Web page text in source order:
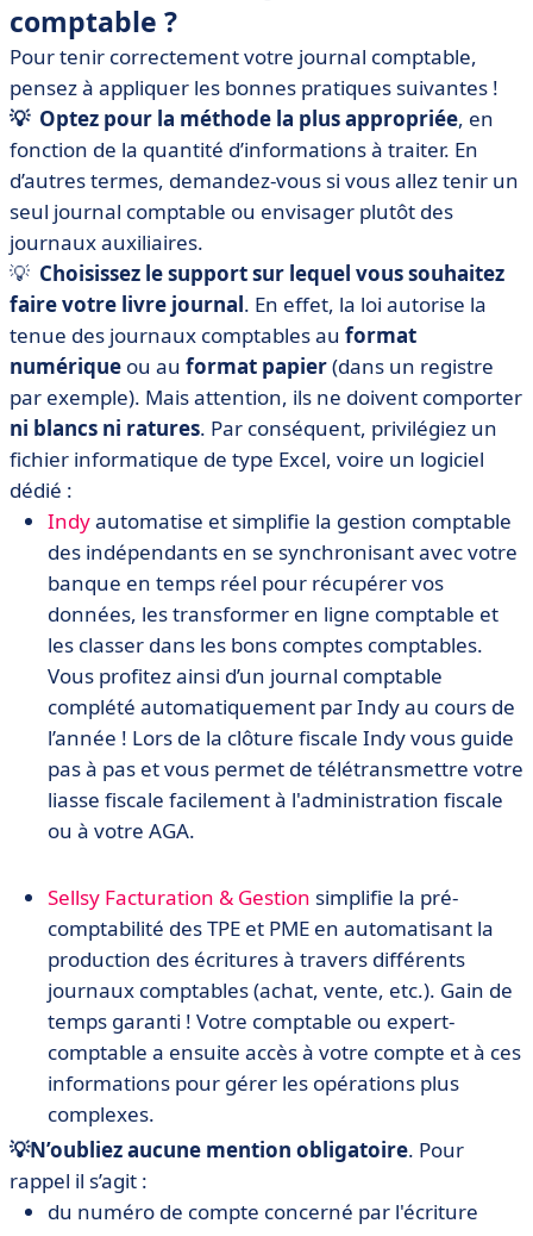
comptable ?
Pour tenir correctement votre journal comptable,
pensez à appliquer les bonnes pratiques suivantes !
💡 Optez pour la méthode la plus appropriée, en
fonction de la quantité d’informations à traiter. En
d’autres termes, demandez-vous si vous allez tenir un
seul journal comptable ou envisager plutôt des
journaux auxiliaires.
💡 Choisissez le support sur lequel vous souhaitez
faire votre livre journal. En effet, la loi autorise la
tenue des journaux comptables au format
numérique ou au format papier(dans un registre
par exemple). Mais attention, ils ne doivent comporter
ni blancs ni ratures. Par conséquent, privilégiez un
fichier informatique de type Excel, voire un logiciel
dédié :
Indyautomatise et simplifie la gestion comptable
des indépendants en se synchronisant avec votre
banque en temps réel pour récupérer vos
données, les transformer en ligne comptable et
les classer dans les bons comptes comptables.
Vous profitez ainsi d’un journal comptable
complété automatiquement par Indy au cours de
l’année ! Lors de la clôture fiscale Indy vous guide
pas à pas et vous permet de télétransmettre votre
liasse fiscale facilement à l'administration fiscale
ou à votre AGA.
Sellsy Facturation & Gestion simplifie la pré-
comptabilité des TPE et PME en automatisant la
production des écritures à travers différents
journaux comptables (achat, vente, etc.). Gain de
temps garanti ! Votre comptable ou expert-
comptable a ensuite accès à votre compte et à ces
informations pour gérer les opérations plus
complexes.
💡N’oubliez aucune mention obligatoire. Pour
rappel il s’agit :
du numéro de compte concerné par l'écriture